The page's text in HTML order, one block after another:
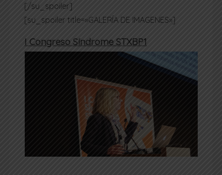
[/su_spoiler]
[su_spoiler title=»GALERÍA DE IMAGENES»]
I Congreso Síndrome STXBP1